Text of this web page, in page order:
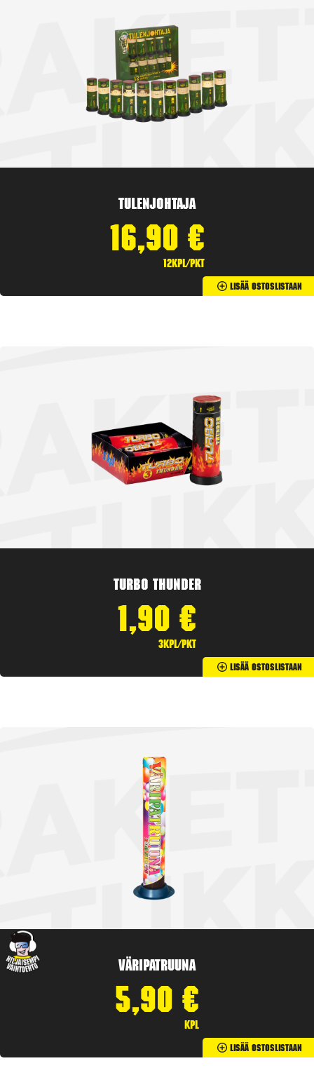
Tulenjohtaja
16,90 €
12kpl/pkt
Lisää Ostoslistaan
Turbo Thunder
1,90 €
3kpl/pkt
Lisää Ostoslistaan
Väripatruuna
5,90 €
kpl
Lisää Ostoslistaan